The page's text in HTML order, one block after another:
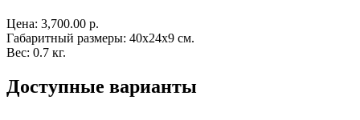
Цена: 3,700.00 р.
Габаритный размеры: 40x24x9 см.
Вес: 0.7 кг.
Доступные варианты